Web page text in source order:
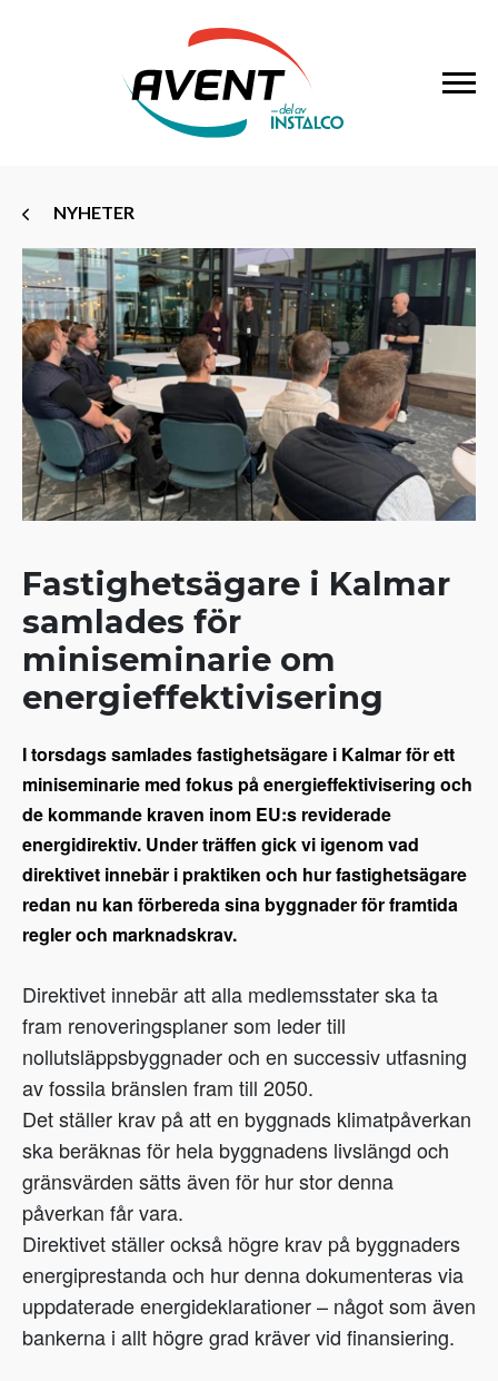
NYHETER
Fastighetsägare i Kalmar
samlades för
miniseminarie om
energieffektivisering
I torsdags samlades fastighetsägare i Kalmar för ett
miniseminarie med fokus på energieffektivisering och
de kommande kraven inom EU:s reviderade
energidirektiv. Under träffen gick vi igenom vad
direktivet innebär i praktiken och hur fastighetsägare
redan nu kan förbereda sina byggnader för framtida
regler och marknadskrav.
Direktivet innebär att alla medlemsstater ska ta
fram renoveringsplaner som leder till
nollutsläppsbyggnader och en successiv utfasning
av fossila bränslen fram till 2050.
Det ställer krav på att en byggnads klimatpåverkan
ska beräknas för hela byggnadens livslängd och
gränsvärden sätts även för hur stor denna
påverkan får vara.
Direktivet ställer också högre krav på byggnaders
energiprestanda och hur denna dokumenteras via
uppdaterade energideklarationer – något som även
bankerna i allt högre grad kräver vid finansiering.